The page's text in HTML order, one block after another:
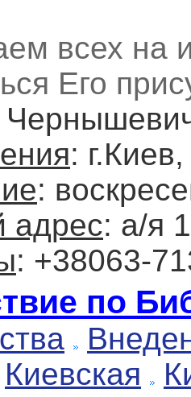
всех на
Его
:
:
адрес: а/я
: +38063-
по
Киевская